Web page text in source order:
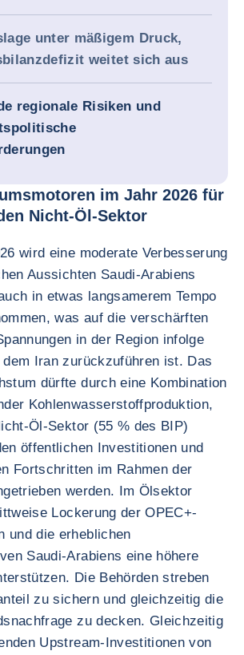
unter mäßigem Druck,
weitet sich aus
regionale Risiken und
im Jahr 2026 für
Nicht-Öl-Sektor
wird eine moderate Verbesserung
Aussichten Saudi-Arabiens
in etwas langsamerem Tempo
was auf die verschärften
in der Region infolge
Iran zurückzuführen ist. Das
dürfte durch eine Kombination
Kohlenwasserstoffproduktion,
Öl-Sektor (55 % des BIP)
öffentlichen Investitionen und
Fortschritten im Rahmen der
werden. Im Ölsektor
Lockerung der OPEC+-
und die erheblichen
Saudi-Arabiens eine höhere
Die Behörden streben
zu sichern und gleichzeitig die
zu decken. Gleichzeitig
Upstream-Investitionen von